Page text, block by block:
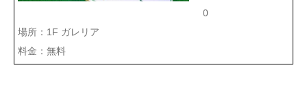
0
場所：1F ガレリア
料金：無料